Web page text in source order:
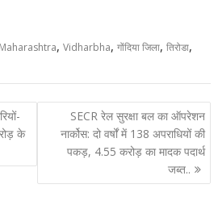
Maharashtra,Vidharbha,गोंदिया जिला,तिरोडा,
के
SECR रेल सुरक्षा बल का ऑपरेशन
नार्कोस: दो वर्षों में 138 अपराधियों की
पकड़, 4.55 करोड़ का मादक पदार्थ
जब्त..